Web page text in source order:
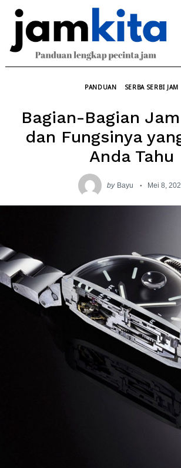
Skip
content
PANDUAN SERBA SERBI JAM
Bagian-Bagian
dan Fungsinya
Anda Tahu
by Bayu Mei 8,